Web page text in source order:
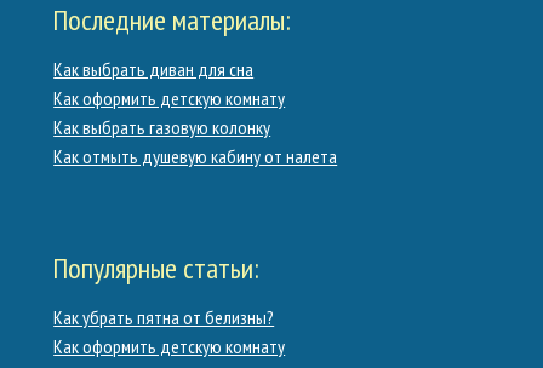
Последние материалы:
Как выбрать диван для сна
Как оформить детскую комнату
Как выбрать газовую колонку
Как отмыть душевую кабину от налета
Популярные статьи:
Как убрать пятна от белизны?
Как оформить детскую комнату